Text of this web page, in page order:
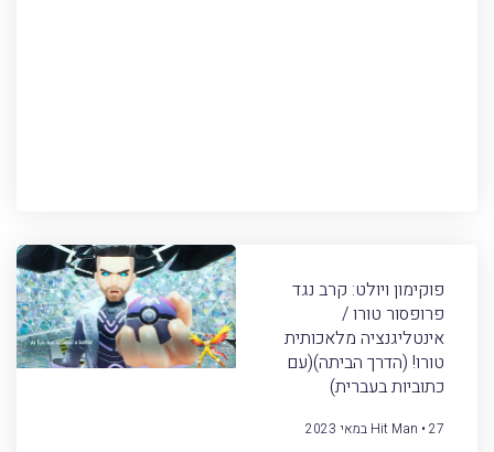
פוקימון ויולט: קרב נגד
פרופסור טורו /
אינטליגנציה מלאכותית
טורו! (הדרך הביתה)(עם
כתוביות בעברית)
Hit Man 27 במאי 2023